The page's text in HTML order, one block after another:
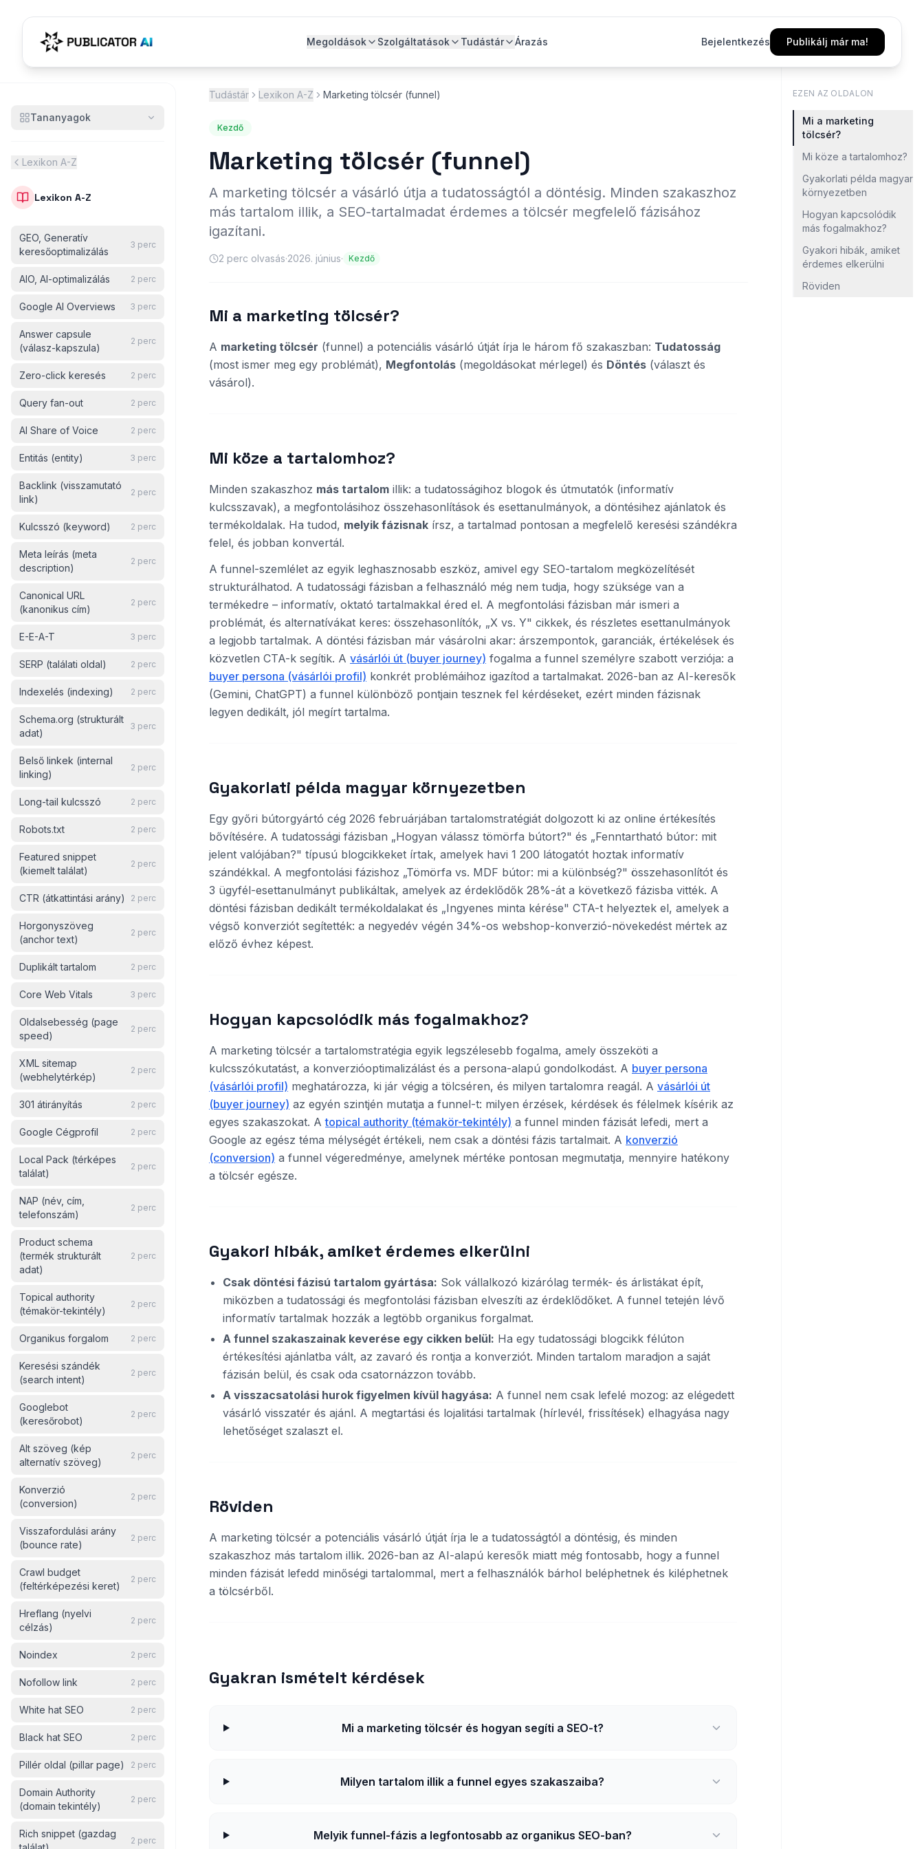
Megoldások Szolgáltatások Tudástár Árazás Bejelentkezés Publikálj már ma!
Tananyagok
Lexikon A-Z
Lexikon A-Z
GEO, Generatív
keresőoptimalizálás
3 perc
AIO, AI-optimalizálás 2 perc
Google AI Overviews 3 perc
Answer capsule
(válasz-kapszula)
2 perc
Zero-click keresés 2 perc
Query fan-out 2 perc
AI Share of Voice 2 perc
Entitás (entity) 3 perc
Backlink (visszamutató
link)
2 perc
Kulcsszó (keyword) 2 perc
Meta leírás (meta
description)
2 perc
Canonical URL
(kanonikus cím)
2 perc
E-E-A-T 3 perc
SERP (találati oldal) 2 perc
Indexelés (indexing) 2 perc
Schema.org (strukturált
adat)
3 perc
Belső linkek (internal
linking)
2 perc
Long-tail kulcsszó 2 perc
Robots.txt 2 perc
Featured snippet
(kiemelt találat)
2 perc
CTR (átkattintási arány) 2 perc
Horgonyszöveg
(anchor text)
2 perc
Duplikált tartalom 2 perc
Core Web Vitals 3 perc
Oldalsebesség (page
speed)
2 perc
XML sitemap
(webhelytérkép)
2 perc
301 átirányítás 2 perc
Google Cégprofil 2 perc
Local Pack (térképes
találat)
2 perc
NAP (név, cím,
telefonszám)
2 perc
Product schema
(termék strukturált
adat)
2 perc
Topical authority
(témakör-tekintély)
2 perc
Organikus forgalom 2 perc
Keresési szándék
(search intent)
2 perc
Googlebot
(keresőrobot)
2 perc
Alt szöveg (kép
alternatív szöveg)
2 perc
Konverzió
(conversion)
2 perc
Visszafordulási arány
(bounce rate)
2 perc
Crawl budget
(feltérképezési keret)
2 perc
Hreflang (nyelvi
célzás)
2 perc
Noindex 2 perc
Nofollow link 2 perc
White hat SEO 2 perc
Black hat SEO 2 perc
Pillér oldal (pillar page) 2 perc
Domain Authority
(domain tekintély)
2 perc
Rich snippet (gazdag
2 perc
Tudástár Lexikon A-Z Marketing tölcsér (funnel)
Kezdő
Marketing tölcsér (funnel)
A marketing tölcsér a vásárló útja a tudatosságtól a döntésig. Minden szakaszhoz
más tartalom illik, a SEO-tartalmadat érdemes a tölcsér megfelelő fázisához
igazítani.
2 perc olvasás·2026. június· Kezdő
Mi a marketing tölcsér?
A marketing tölcsér (funnel) a potenciális vásárló útját írja le három fő szakaszban: Tudatosság
(most ismer meg egy problémát), Megfontolás (megoldásokat mérlegel) és Döntés (választ és
vásárol).
Mi köze a tartalomhoz?
Minden szakaszhoz más tartalom illik: a tudatosságihoz blogok és útmutatók (informatív
kulcsszavak), a megfontolásihoz összehasonlítások és esettanulmányok, a döntésihez ajánlatok és
termékoldalak. Ha tudod, melyik fázisnak írsz, a tartalmad pontosan a megfelelő keresési szándékra
felel, és jobban konvertál.
A funnel-szemlélet az egyik leghasznosabb eszköz, amivel egy SEO-tartalom megközelítését
strukturálhatod. A tudatossági fázisban a felhasználó még nem tudja, hogy szüksége van a
termékedre – informatív, oktató tartalmakkal éred el. A megfontolási fázisban már ismeri a
problémát, és alternatívákat keres: összehasonlítók, „X vs. Y" cikkek, és részletes esettanulmányok
a legjobb tartalmak. A döntési fázisban már vásárolni akar: árszempontok, garanciák, értékelések és
közvetlen CTA-k segítik. A vásárlói út (buyer journey) fogalma a funnel személyre szabott verziója: a
buyer persona (vásárlói profil) konkrét problémáihoz igazítod a tartalmakat. 2026-ban az AI-keresők
(Gemini, ChatGPT) a funnel különböző pontjain tesznek fel kérdéseket, ezért minden fázisnak
legyen dedikált, jól megírt tartalma.
Gyakorlati példa magyar környezetben
Egy győri bútorgyártó cég 2026 februárjában tartalomstratégiát dolgozott ki az online értékesítés
bővítésére. A tudatossági fázisban „Hogyan válassz tömörfa bútort?" és „Fenntartható bútor: mit
jelent valójában?" típusú blogcikkeket írtak, amelyek havi 1 200 látogatót hoztak informatív
szándékkal. A megfontolási fázishoz „Tömörfa vs. MDF bútor: mi a különbség?" összehasonlítót és
3 ügyfél-esettanulmányt publikáltak, amelyek az érdeklődők 28%-át a következő fázisba vitték. A
döntési fázisban dedikált termékoldalakat és „Ingyenes minta kérése" CTA-t helyeztek el, amelyek a
végső konverziót segítették: a negyedév végén 34%-os webshop-konverzió-növekedést mértek az
előző évhez képest.
Hogyan kapcsolódik más fogalmakhoz?
A marketing tölcsér a tartalomstratégia egyik legszélesebb fogalma, amely összeköti a
kulcsszókutatást, a konverzióoptimalizálást és a persona-alapú gondolkodást. A buyer persona
(vásárlói profil) meghatározza, ki jár végig a tölcséren, és milyen tartalomra reagál. A vásárlói út
(buyer journey) az egyén szintjén mutatja a funnel-t: milyen érzések, kérdések és félelmek kísérik az
egyes szakaszokat. Atopical authority (témakör-tekintély) a funnel minden fázisát lefedi, mert a
Google az egész téma mélységét értékeli, nem csak a döntési fázis tartalmait. A konverzió
(conversion) a funnel végeredménye, amelynek mértéke pontosan megmutatja, mennyire hatékony
a tölcsér egésze.
Gyakori hibák, amiket érdemes elkerülni
Csak döntési fázisú tartalom gyártása: Sok vállalkozó kizárólag termék- és árlistákat épít,
miközben a tudatossági és megfontolási fázisban elveszíti az érdeklődőket. A funnel tetején lévő
informatív tartalmak hozzák a legtöbb organikus forgalmat.
A funnel szakaszainak keverése egy cikken belül: Ha egy tudatossági blogcikk félúton
értékesítési ajánlatba vált, az zavaró és rontja a konverziót. Minden tartalom maradjon a saját
fázisán belül, és csak oda csatornázzon tovább.
A visszacsatolási hurok figyelmen kívül hagyása: A funnel nem csak lefelé mozog: az elégedett
vásárló visszatér és ajánl. A megtartási és lojalitási tartalmak (hírlevél, frissítések) elhagyása nagy
lehetőséget szalaszt el.
Röviden
A marketing tölcsér a potenciális vásárló útját írja le a tudatosságtól a döntésig, és minden
szakaszhoz más tartalom illik. 2026-ban az AI-alapú keresők miatt még fontosabb, hogy a funnel
minden fázisát lefedd minőségi tartalommal, mert a felhasználók bárhol beléphetnek és kiléphetnek
a tölcsérből.
Gyakran ismételt kérdések
Mi a marketing tölcsér és hogyan segíti a SEO-t?
Milyen tartalom illik a funnel egyes szakaszaiba?
Melyik funnel-fázis a legfontosabb az organikus SEO-ban?
EZEN AZ OLDALON
Mi a marketing
tölcsér?
Mi köze a tartalomhoz?
Gyakorlati példa magyar
környezetben
Hogyan kapcsolódik
más fogalmakhoz?
Gyakori hibák, amiket
érdemes elkerülni
Röviden